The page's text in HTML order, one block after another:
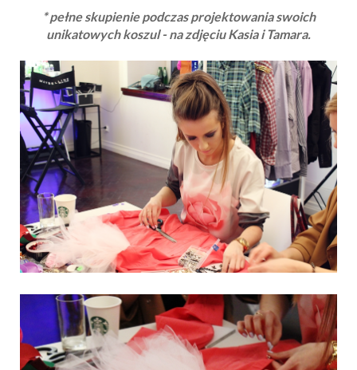
* pełne skupienie podczas projektowania swoich
unikatowych koszul - na zdjęciu Kasia i Tamara.